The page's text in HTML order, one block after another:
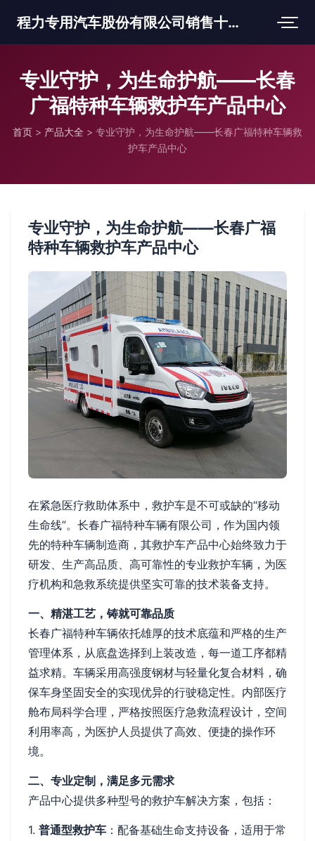
程力专用汽车股份有限公司销售十三分公司
专业守护，为生命护航——长春
广福特种车辆救护车产品中心
首页 > 产品大全 > 专业守护，为生命护航——长春广福特种车辆救
护车产品中心
专业守护，为生命护航——长春广福
特种车辆救护车产品中心
在紧急医疗救助体系中，救护车是不可或缺的“移动
生命线”。长春广福特种车辆有限公司，作为国内领
先的特种车辆制造商，其救护车产品中心始终致力于
研发、生产高品质、高可靠性的专业救护车辆，为医
疗机构和急救系统提供坚实可靠的技术装备支持。
一、精湛工艺，铸就可靠品质
长春广福特种车辆依托雄厚的技术底蕴和严格的生产
管理体系，从底盘选择到上装改造，每一道工序都精
益求精。车辆采用高强度钢材与轻量化复合材料，确
保车身坚固安全的实现优异的行驶稳定性。内部医疗
舱布局科学合理，严格按照医疗急救流程设计，空间
利用率高，为医护人员提供了高效、便捷的操作环
境。
二、专业定制，满足多元需求
产品中心提供多种型号的救护车解决方案，包括：
1. 普通型救护车 ：配备基础生命支持设备，适用于常